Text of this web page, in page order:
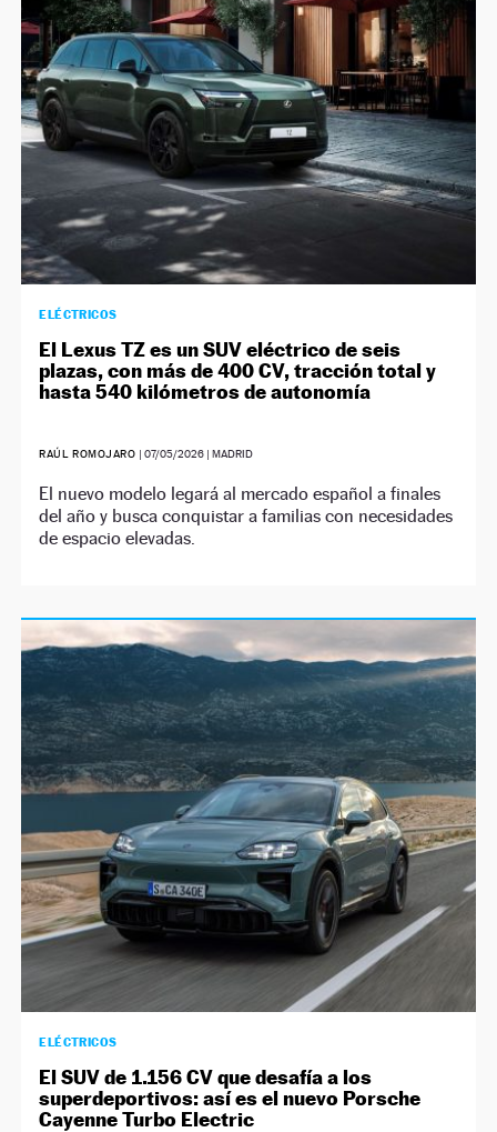
NEWSLETTER
SÍGUENOS
ELÉCTRICOS
El Lexus TZ es un SUV eléctrico de seis
plazas, con más de 400 CV, tracción total y
hasta 540 kilómetros de autonomía
RAÚL ROMOJARO | 07/05/2026| MADRID
El nuevo modelo legará al mercado español a finales
del año y busca conquistar a familias con necesidades
de espacio elevadas.
ELÉCTRICOS
El SUV de 1.156 CV que desafía a los
superdeportivos: así es el nuevo Porsche
Cayenne Turbo Electric